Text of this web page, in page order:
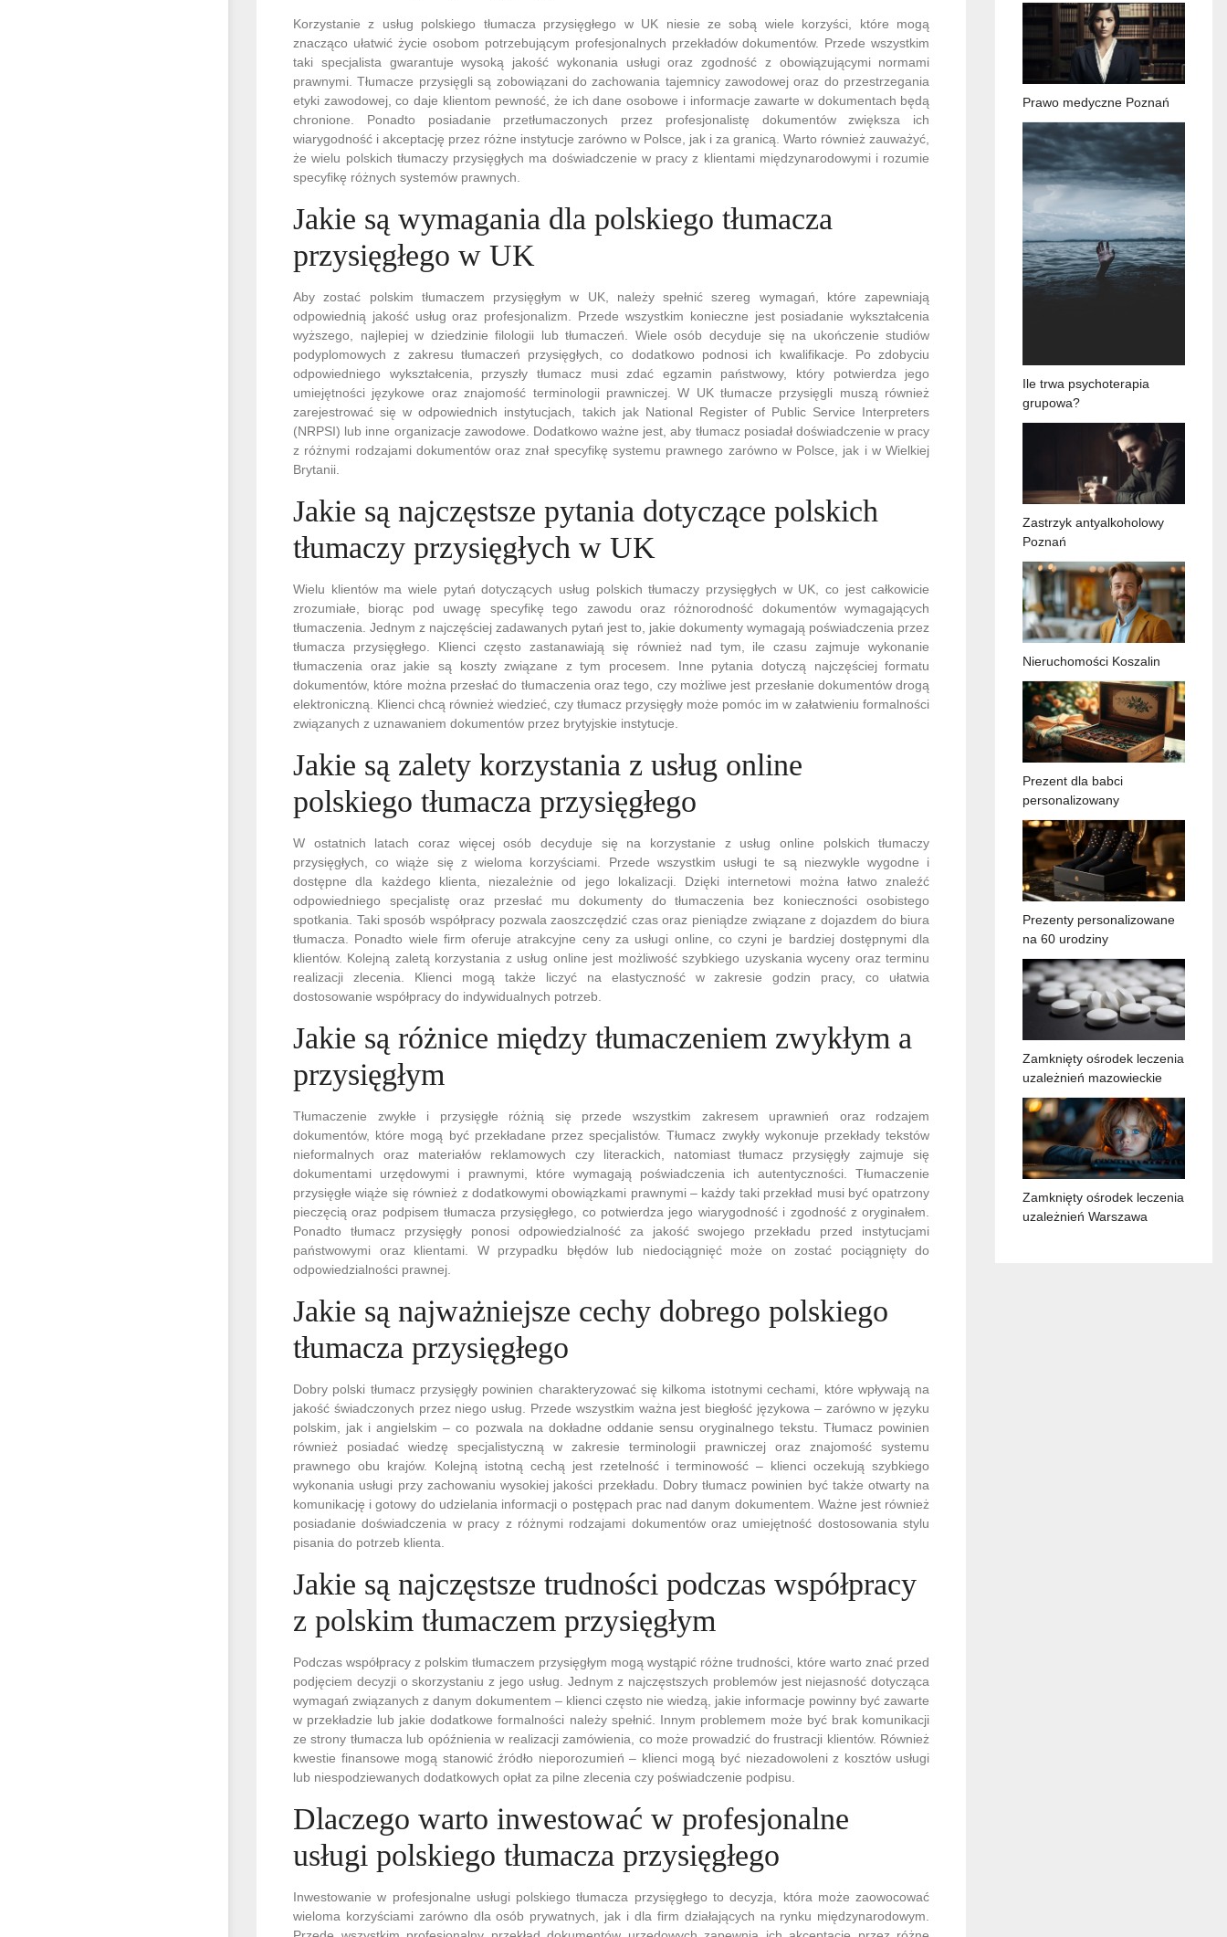
Korzystanie z usług polskiego tłumacza przysięgłego w UK niesie ze sobą wiele korzyści, które mogą
znacząco ułatwić życie osobom potrzebującym profesjonalnych przekładów dokumentów. Przede wszystkim
taki specjalista gwarantuje wysoką jakość wykonania usługi oraz zgodność z obowiązującymi normami
prawnymi. Tłumacze przysięgli są zobowiązani do zachowania tajemnicy zawodowej oraz do przestrzegania
etyki zawodowej, co daje klientom pewność, że ich dane osobowe i informacje zawarte w dokumentach będą
chronione. Ponadto posiadanie przetłumaczonych przez profesjonalistę dokumentów zwiększa ich
wiarygodność i akceptację przez różne instytucje zarówno w Polsce, jak i za granicą. Warto również zauważyć,
że wielu polskich tłumaczy przysięgłych ma doświadczenie w pracy z klientami międzynarodowymi i rozumie
specyfikę różnych systemów prawnych.
Jakie są wymagania dla polskiego tłumacza
przysięgłego w UK
Aby zostać polskim tłumaczem przysięgłym w UK, należy spełnić szereg wymagań, które zapewniają
odpowiednią jakość usług oraz profesjonalizm. Przede wszystkim konieczne jest posiadanie wykształcenia
wyższego, najlepiej w dziedzinie filologii lub tłumaczeń. Wiele osób decyduje się na ukończenie studiów
podyplomowych z zakresu tłumaczeń przysięgłych, co dodatkowo podnosi ich kwalifikacje. Po zdobyciu
odpowiedniego wykształcenia, przyszły tłumacz musi zdać egzamin państwowy, który potwierdza jego
umiejętności językowe oraz znajomość terminologii prawniczej. W UK tłumacze przysięgli muszą również
zarejestrować się w odpowiednich instytucjach, takich jak National Register of Public Service Interpreters
(NRPSI) lub inne organizacje zawodowe. Dodatkowo ważne jest, aby tłumacz posiadał doświadczenie w pracy
z różnymi rodzajami dokumentów oraz znał specyfikę systemu prawnego zarówno w Polsce, jak i w Wielkiej
Brytanii.
Jakie są najczęstsze pytania dotyczące polskich
tłumaczy przysięgłych w UK
Wielu klientów ma wiele pytań dotyczących usług polskich tłumaczy przysięgłych w UK, co jest całkowicie
zrozumiałe, biorąc pod uwagę specyfikę tego zawodu oraz różnorodność dokumentów wymagających
tłumaczenia. Jednym z najczęściej zadawanych pytań jest to, jakie dokumenty wymagają poświadczenia przez
tłumacza przysięgłego. Klienci często zastanawiają się również nad tym, ile czasu zajmuje wykonanie
tłumaczenia oraz jakie są koszty związane z tym procesem. Inne pytania dotyczą najczęściej formatu
dokumentów, które można przesłać do tłumaczenia oraz tego, czy możliwe jest przesłanie dokumentów drogą
elektroniczną. Klienci chcą również wiedzieć, czy tłumacz przysięgły może pomóc im w załatwieniu formalności
związanych z uznawaniem dokumentów przez brytyjskie instytucje.
Jakie są zalety korzystania z usług online
polskiego tłumacza przysięgłego
W ostatnich latach coraz więcej osób decyduje się na korzystanie z usług online polskich tłumaczy
przysięgłych, co wiąże się z wieloma korzyściami. Przede wszystkim usługi te są niezwykle wygodne i
dostępne dla każdego klienta, niezależnie od jego lokalizacji. Dzięki internetowi można łatwo znaleźć
odpowiedniego specjalistę oraz przesłać mu dokumenty do tłumaczenia bez konieczności osobistego
spotkania. Taki sposób współpracy pozwala zaoszczędzić czas oraz pieniądze związane z dojazdem do biura
tłumacza. Ponadto wiele firm oferuje atrakcyjne ceny za usługi online, co czyni je bardziej dostępnymi dla
klientów. Kolejną zaletą korzystania z usług online jest możliwość szybkiego uzyskania wyceny oraz terminu
realizacji zlecenia. Klienci mogą także liczyć na elastyczność w zakresie godzin pracy, co ułatwia
dostosowanie współpracy do indywidualnych potrzeb.
Jakie są różnice między tłumaczeniem zwykłym a
przysięgłym
Tłumaczenie zwykłe i przysięgłe różnią się przede wszystkim zakresem uprawnień oraz rodzajem
dokumentów, które mogą być przekładane przez specjalistów. Tłumacz zwykły wykonuje przekłady tekstów
nieformalnych oraz materiałów reklamowych czy literackich, natomiast tłumacz przysięgły zajmuje się
dokumentami urzędowymi i prawnymi, które wymagają poświadczenia ich autentyczności. Tłumaczenie
przysięgłe wiąże się również z dodatkowymi obowiązkami prawnymi – każdy taki przekład musi być opatrzony
pieczęcią oraz podpisem tłumacza przysięgłego, co potwierdza jego wiarygodność i zgodność z oryginałem.
Ponadto tłumacz przysięgły ponosi odpowiedzialność za jakość swojego przekładu przed instytucjami
państwowymi oraz klientami. W przypadku błędów lub niedociągnięć może on zostać pociągnięty do
odpowiedzialności prawnej.
Jakie są najważniejsze cechy dobrego polskiego
tłumacza przysięgłego
Dobry polski tłumacz przysięgły powinien charakteryzować się kilkoma istotnymi cechami, które wpływają na
jakość świadczonych przez niego usług. Przede wszystkim ważna jest biegłość językowa – zarówno w języku
polskim, jak i angielskim – co pozwala na dokładne oddanie sensu oryginalnego tekstu. Tłumacz powinien
również posiadać wiedzę specjalistyczną w zakresie terminologii prawniczej oraz znajomość systemu
prawnego obu krajów. Kolejną istotną cechą jest rzetelność i terminowość – klienci oczekują szybkiego
wykonania usługi przy zachowaniu wysokiej jakości przekładu. Dobry tłumacz powinien być także otwarty na
komunikację i gotowy do udzielania informacji o postępach prac nad danym dokumentem. Ważne jest również
posiadanie doświadczenia w pracy z różnymi rodzajami dokumentów oraz umiejętność dostosowania stylu
pisania do potrzeb klienta.
Jakie są najczęstsze trudności podczas współpracy
z polskim tłumaczem przysięgłym
Podczas współpracy z polskim tłumaczem przysięgłym mogą wystąpić różne trudności, które warto znać przed
podjęciem decyzji o skorzystaniu z jego usług. Jednym z najczęstszych problemów jest niejasność dotycząca
wymagań związanych z danym dokumentem – klienci często nie wiedzą, jakie informacje powinny być zawarte
w przekładzie lub jakie dodatkowe formalności należy spełnić. Innym problemem może być brak komunikacji
ze strony tłumacza lub opóźnienia w realizacji zamówienia, co może prowadzić do frustracji klientów. Również
kwestie finansowe mogą stanowić źródło nieporozumień – klienci mogą być niezadowoleni z kosztów usługi
lub niespodziewanych dodatkowych opłat za pilne zlecenia czy poświadczenie podpisu.
Dlaczego warto inwestować w profesjonalne
usługi polskiego tłumacza przysięgłego
Inwestowanie w profesjonalne usługi polskiego tłumacza przysięgłego to decyzja, która może zaowocować
wieloma korzyściami zarówno dla osób prywatnych, jak i dla firm działających na rynku międzynarodowym.
Prawo medyczne Poznań
Ile trwa psychoterapia
grupowa?
Zastrzyk antyalkoholowy
Poznań
Nieruchomości Koszalin
Prezent dla babci
personalizowany
Prezenty personalizowane
na 60 urodziny
Zamknięty ośrodek leczenia
uzależnień mazowieckie
Zamknięty ośrodek leczenia
uzależnień Warszawa